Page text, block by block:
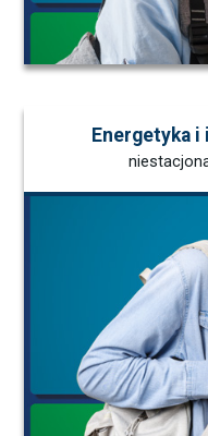
Energetyka